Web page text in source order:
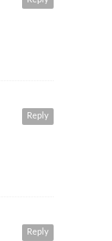
Reply
Reply